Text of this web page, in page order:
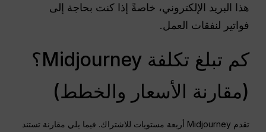
هذا البريد الإلكتروني، خاصةً إذا كنت بحاجة إلى
فواتير لنفقات العمل.
كم تبلغ تكلفة Midjourney؟
(مقارنة الأسعار والخطط)
تقدم Midjourney أربعة مستويات للاشتراك. فيما يلي مقارنة تستند